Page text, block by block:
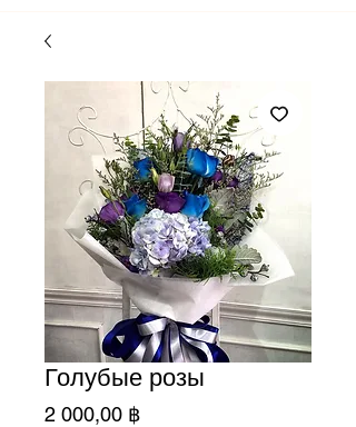
Голубые розы
2 000,00 ฿Цена